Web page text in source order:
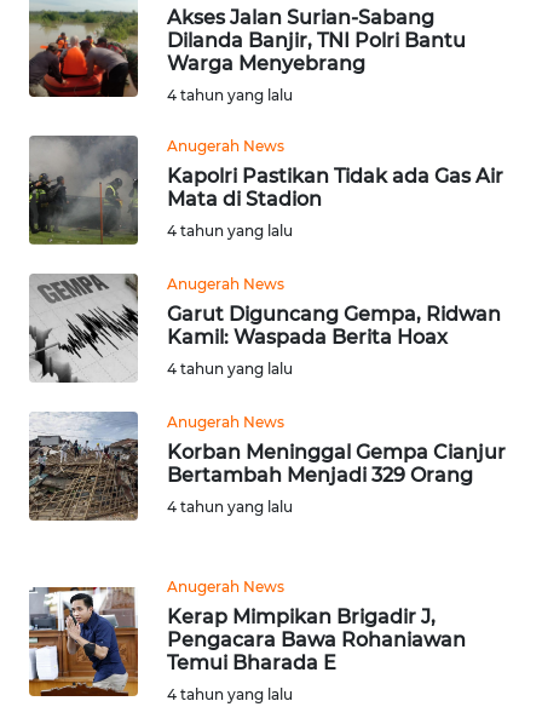
Akses Jalan Surian-Sabang
Dilanda Banjir, TNI Polri Bantu
Warga Menyebrang
4 tahun yang lalu
Anugerah News
Kapolri Pastikan Tidak ada Gas Air
Mata di Stadion
4 tahun yang lalu
Anugerah News
Garut Diguncang Gempa, Ridwan
Kamil: Waspada Berita Hoax
4 tahun yang lalu
Anugerah News
Korban Meninggal Gempa Cianjur
Bertambah Menjadi 329 Orang
4 tahun yang lalu
Anugerah News
Kerap Mimpikan Brigadir J,
Pengacara Bawa Rohaniawan
Temui Bharada E
4 tahun yang lalu
WN
SUMBAR
WN
WN
BENGKULU
WN
LAMPUNG
WN
WN
NUSANTARA
WN
JATIM